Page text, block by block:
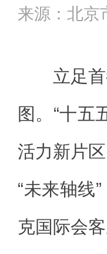
来源：北京
立足
图。“十五
活力新片
“未来轴线
克国际会